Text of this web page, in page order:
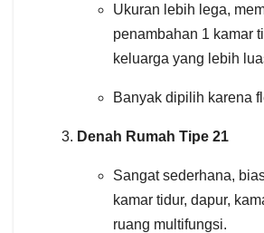
Ukuran lebih lega,
penambahan 1 kamar
keluarga yang lebih
Banyak dipilih karena
Denah Rumah Tipe 21
Sangat sederhana,
kamar tidur, dapur,
ruang multifungsi.